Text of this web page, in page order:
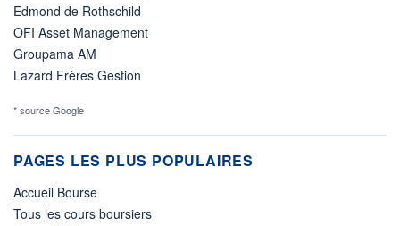
Edmond de Rothschild
OFI Asset Management
Groupama AM
Lazard Frères Gestion
* source Google
PAGES LES PLUS POPULAIRES
Accueil Bourse
Tous les cours boursiers